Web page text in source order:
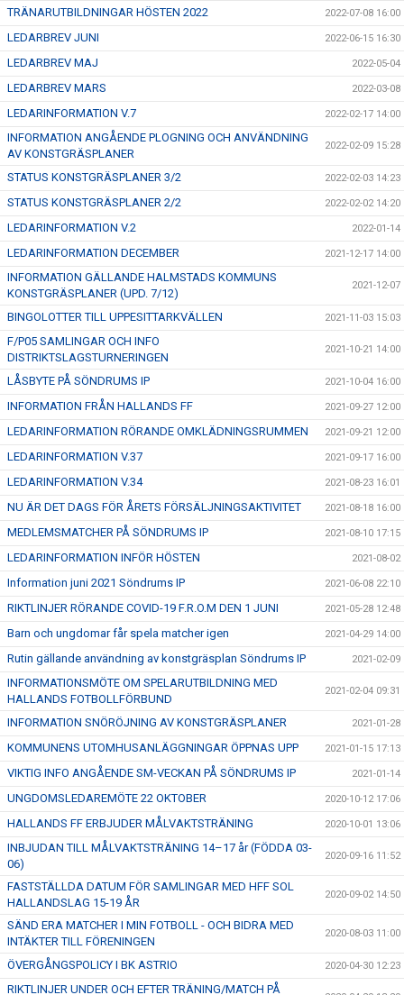
TRÄNARUTBILDNINGAR HÖSTEN 2022 2022-07-08 16:00
LEDARBREV JUNI 2022-06-15 16:30
LEDARBREV MAJ 2022-05-04
LEDARBREV MARS 2022-03-08
LEDARINFORMATION V.7 2022-02-17 14:00
INFORMATION ANGÅENDE PLOGNING OCH ANVÄNDNING
AV KONSTGRÄSPLANER
2022-02-09 15:28
STATUS KONSTGRÄSPLANER 3/2 2022-02-03 14:23
STATUS KONSTGRÄSPLANER 2/2 2022-02-02 14:20
LEDARINFORMATION V.2 2022-01-14
LEDARINFORMATION DECEMBER 2021-12-17 14:00
INFORMATION GÄLLANDE HALMSTADS KOMMUNS
KONSTGRÄSPLANER (UPD. 7/12)
2021-12-07
BINGOLOTTER TILL UPPESITTARKVÄLLEN 2021-11-03 15:03
F/P05 SAMLINGAR OCH INFO
DISTRIKTSLAGSTURNERINGEN
2021-10-21 14:00
LÅSBYTE PÅ SÖNDRUMS IP 2021-10-04 16:00
INFORMATION FRÅN HALLANDS FF 2021-09-27 12:00
LEDARINFORMATION RÖRANDE OMKLÄDNINGSRUMMEN 2021-09-21 12:00
LEDARINFORMATION V.37 2021-09-17 16:00
LEDARINFORMATION V.34 2021-08-23 16:01
NU ÄR DET DAGS FÖR ÅRETS FÖRSÄLJNINGSAKTIVITET 2021-08-18 16:00
MEDLEMSMATCHER PÅ SÖNDRUMS IP 2021-08-10 17:15
LEDARINFORMATION INFÖR HÖSTEN 2021-08-02
Information juni 2021 Söndrums IP 2021-06-08 22:10
RIKTLINJER RÖRANDE COVID-19 F.R.O.M DEN 1 JUNI 2021-05-28 12:48
Barn och ungdomar får spela matcher igen 2021-04-29 14:00
Rutin gällande användning av konstgräsplan Söndrums IP 2021-02-09
INFORMATIONSMÖTE OM SPELARUTBILDNING MED
HALLANDS FOTBOLLFÖRBUND
2021-02-04 09:31
INFORMATION SNÖRÖJNING AV KONSTGRÄSPLANER 2021-01-28
KOMMUNENS UTOMHUSANLÄGGNINGAR ÖPPNAS UPP 2021-01-15 17:13
VIKTIG INFO ANGÅENDE SM-VECKAN PÅ SÖNDRUMS IP 2021-01-14
UNGDOMSLEDAREMÖTE 22 OKTOBER 2020-10-12 17:06
HALLANDS FF ERBJUDER MÅLVAKTSTRÄNING 2020-10-01 13:06
INBJUDAN TILL MÅLVAKTSTRÄNING 14–17 år (FÖDDA 03-
06)
2020-09-16 11:52
FASTSTÄLLDA DATUM FÖR SAMLINGAR MED HFF SOL
HALLANDSLAG 15-19 ÅR
2020-09-02 14:50
SÄND ERA MATCHER I MIN FOTBOLL - OCH BIDRA MED
INTÄKTER TILL FÖRENINGEN
2020-08-03 11:00
ÖVERGÅNGSPOLICY I BK ASTRIO 2020-04-30 12:23
RIKTLINJER UNDER OCH EFTER TRÄNING/MATCH PÅ